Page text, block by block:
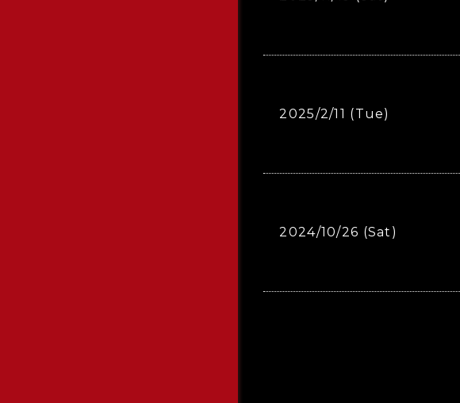
2025/2/11 (Tue)
2024/10/26 (Sat)